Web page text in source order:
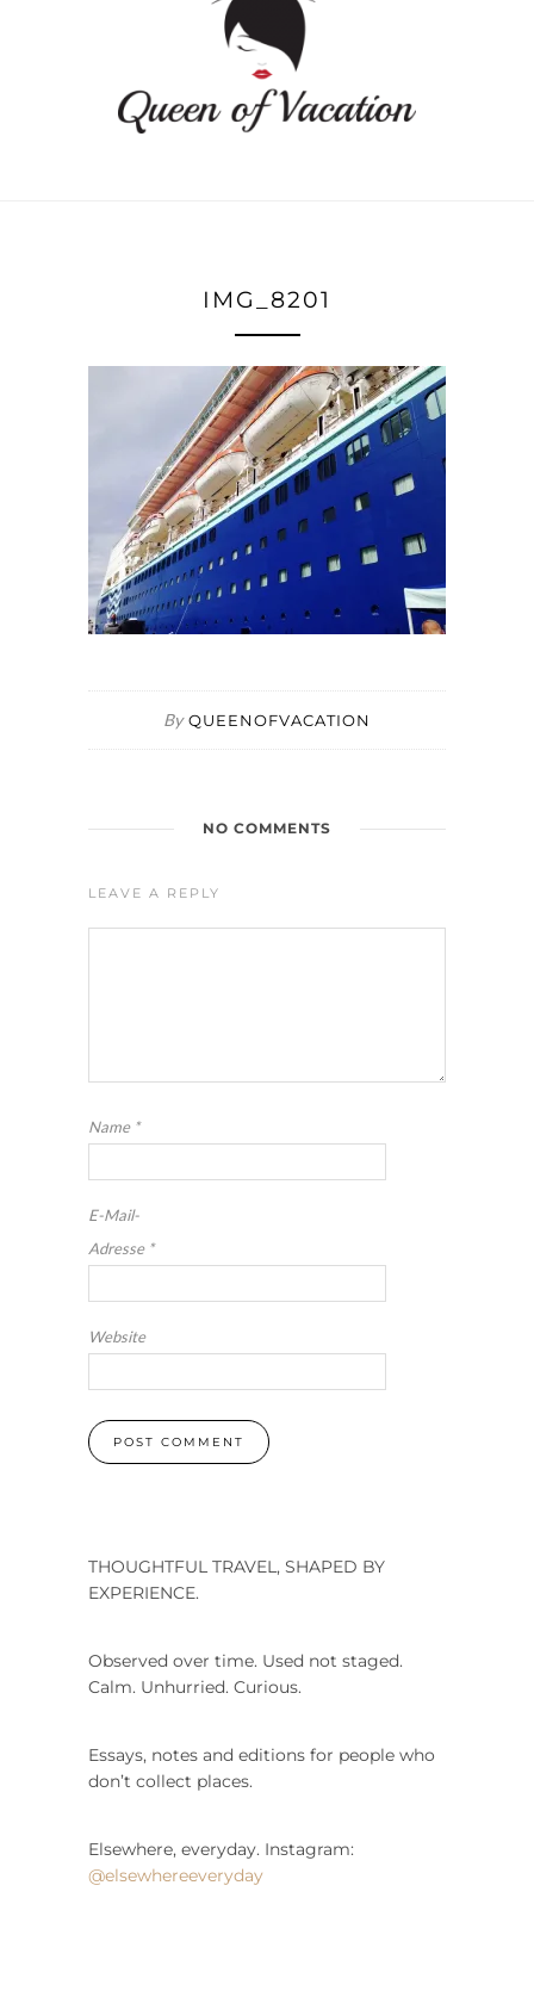
IMG_8201
By QUEENOFVACATION
NO COMMENTS
LEAVE A REPLY
Name *
E-Mail-
Adresse *
Website
THOUGHTFUL TRAVEL, SHAPED BY
EXPERIENCE.
Observed over time. Used not staged.
Calm. Unhurried. Curious.
Essays, notes and editions for people who
don’t collect places.
Elsewhere, everyday. Instagram:
@elsewhereeveryday